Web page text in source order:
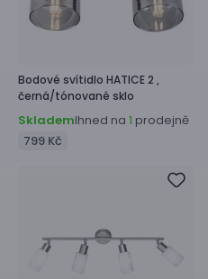
Bodové svítidlo HATICE 2 ,
černá/tónované sklo
SklademIhned na 1 prodejně
799 Kč